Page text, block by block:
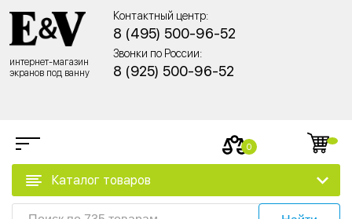
интернет-магазин
экранов под ванну
Контактный центр:
8 (495) 500-96-52
Звонки по России:
8 (925) 500-96-52
0
Каталог товаров